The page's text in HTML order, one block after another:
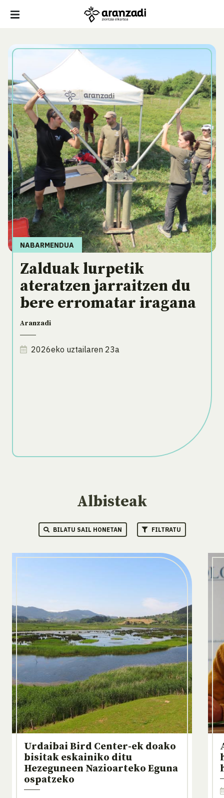
NABARMENDUA
Zalduak lurpetik
ateratzen jarraitzen du
bere erromatar iragana
Aranzadi
2026eko uztailaren 23a
Albisteak
BILATU SAIL HONETAN FILTRATU
Urdaibai Bird Center-ek doako
bisitak eskainiko ditu
Hezeguneen Nazioarteko Eguna
ospatzeko